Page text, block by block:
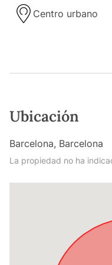
Centro urbano
Ubicación
Barcelona, Barcelona
La propiedad no ha